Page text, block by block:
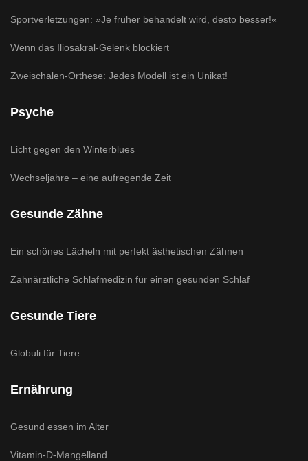
Sportverletzungen: »Je früher behandelt wird, desto besser!«
Wenn das Iliosakral-Gelenk blockiert
Zweischalen-Orthese: Jedes Modell ist ein Unikat!
Psyche
Licht gegen den Winterblues
Wechseljahre – eine aufregende Zeit
Gesunde Zähne
Ein schönes Lächeln mit perfekt ästhetischen Zähnen
Zahnärztliche Schlafmedizin für einen gesunden Schlaf
Gesunde Tiere
Globuli für Tiere
Ernährung
Gesund essen im Alter
Vitamin-D-Mangelland